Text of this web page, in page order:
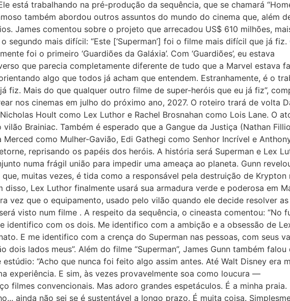
está trabalhando na pré-produção da sequência, que se chamará
também abordou outros assuntos do mundo do cinema que, além
James comentou sobre o projeto que arrecadou US$ 610 milhões,
segundo mais difícil: “Este [‘Superman’] foi o filme mais difícil que já fiz.
foi o primeiro ‘Guardiões da Galáxia’. Com ‘Guardiões’, eu estava
que parecia completamente diferente de tudo que a Marvel estava
algo que todos já acham que entendem. Estranhamente, é o
fiz. Mais do que qualquer outro filme de super-heróis que eu já fiz”,
nos cinemas em julho do próximo ano, 2027. O roteiro trará de volta
Hoult como Lex Luthor e Rachel Brosnahan como Lois Lane. O
Brainiac. Também é esperado que a Gangue da Justiça (Nathan
Merced como Mulher-Gavião, Edi Gathegi como Senhor Incrível e
reprisando os papéis dos heróis. A história será Superman e Lex
numa frágil união para impedir uma ameaça ao planeta. Gunn
muitas vezes, é tida como a responsável pela destruição de Krypton
disso, Lex Luthor finalmente usará sua armadura verde e poderosa em
vez que o equipamento, usado pelo vilão quando ele decide resolver as
visto num filme . A respeito da sequência, o cineasta comentou: “No
identifico com os dois. Me identifico com a ambição e a obsessão de
E me identifico com a crença do Superman nas pessoas, com seus
dois lados meus”. Além do filme “Superman”, James Gunn também falou
“Acho que nunca foi feito algo assim antes. Até Walt Disney era
experiência. E sim, às vezes provavelmente soa como loucura —
filmes convencionais. Mas adoro grandes espetáculos. É a minha praia.
ainda não sei se é sustentável a longo prazo. É muita coisa.